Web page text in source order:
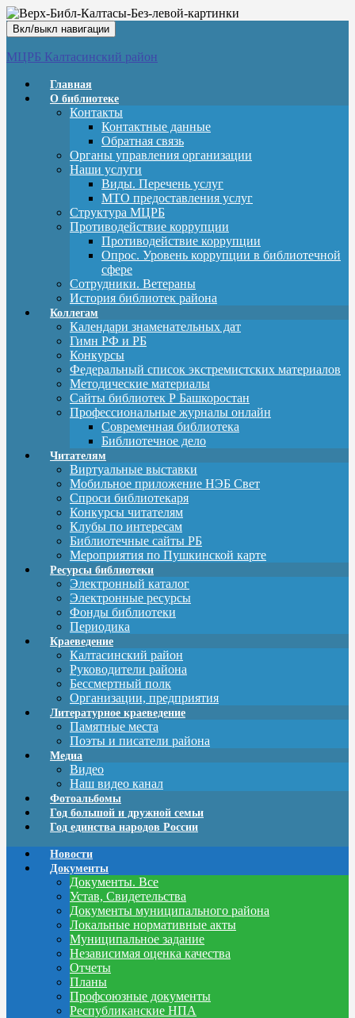
Вкл/выкл навигации
МЦРБ Калтасинский район
Главная
О библиотеке
Контакты
Контактные данные
Обратная связь
Органы управления организации
Наши услуги
Виды. Перечень услуг
МТО предоставления услуг
Структура МЦРБ
Противодействие коррупции
Противодействие коррупции
Опрос. Уровень коррупции в библиотечной
сфере
Сотрудники. Ветераны
История библиотек района
Коллегам
Календари знаменательных дат
Гимн РФ и РБ
Конкурсы
Федеральный список экстремистских материалов
Методические материалы
Сайты библиотек Р Башкоростан
Профессиональные журналы онлайн
Современная библиотека
Библиотечное дело
Читателям
Виртуальные выставки
Мобильное приложение НЭБ Свет
Спроси библиотекаря
Конкурсы читателям
Клубы по интересам
Библиотечные сайты РБ
Мероприятия по Пушкинской карте
Ресурсы библиотеки
Электронный каталог
Электронные ресурсы
Фонды библиотеки
Периодика
Краеведение
Калтасинский район
Руководители района
Бессмертный полк
Организации, предприятия
Литературное краеведение
Памятные места
Поэты и писатели района
Медиа
Видео
Наш видео канал
Фотоальбомы
Год большой и дружной семьи
Год единства народов России
Новости
Документы
Документы. Все
Устав, Свидетельства
Документы муниципального района
Локальные нормативные акты
Муниципальное задание
Независимая оценка качества
Отчеты
Планы
Профсоюзные документы
Республиканские НПА